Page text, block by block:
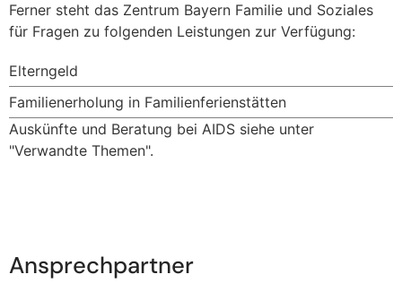
Ferner steht das Zentrum Bayern Familie und Soziales
für Fragen zu folgenden Leistungen zur Verfügung:
Elterngeld
Familienerholung in Familienferienstätten
Auskünfte und Beratung bei AIDS siehe unter
"Verwandte Themen".
Ansprechpartner